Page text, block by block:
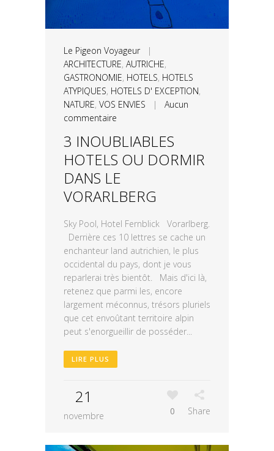
Le Pigeon Voyageur|
ARCHITECTURE, AUTRICHE,
GASTRONOMIE, HOTELS, HOTELS
ATYPIQUES, HOTELS D' EXCEPTION,
NATURE, VOS ENVIES | Aucun
commentaire
3 INOUBLIABLES
HOTELS OU DORMIR
DANS LE
VORARLBERG
Sky Pool, Hotel Fernblick Vorarlberg.
Derrière ces 10 lettres se cache un
enchanteur land autrichien, le plus
occidental du pays, dont je vous
reparlerai très bientôt. Mais d'ici là,
retenez que parmi les, encore
largement méconnus, trésors pluriels
que cet envoûtant territoire alpin
peut s'enorgueillir de posséder...
LIRE PLUS
21
novembre 0 Share